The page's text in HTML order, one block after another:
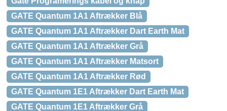
GATE Quantum 1A1 Aftrækker Blå
GATE Quantum 1A1 Aftrækker Dart Earth Mat
GATE Quantum 1A1 Aftrækker Grå
GATE Quantum 1A1 Aftrækker Matsort
GATE Quantum 1A1 Aftrækker Rød
GATE Quantum 1E1 Aftrækker Dart Earth Mat
GATE Quantum 1E1 Aftrækker Grå